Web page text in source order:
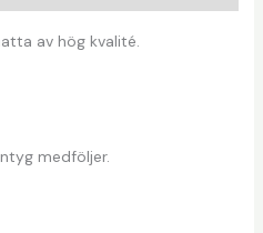
av hög kvalité.
medföljer.